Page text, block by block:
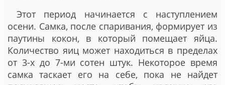
Этот период начинается с наступлением
осени. Самка, после спаривания, формирует из
паутины кокон, в который помещает яйца.
Количество яиц может находиться в пределах
от 3-х до 7-ми сотен штук. Некоторое время
самка таскает его на себе, пока не найдет